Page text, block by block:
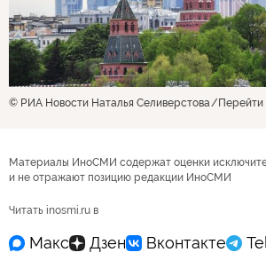
© РИА Новости Наталья Селиверстова Перейти
Материалы ИноСМИ содержат оценки
и не отражают позицию редакции ИноСМИ
Читать inosmi.ru в